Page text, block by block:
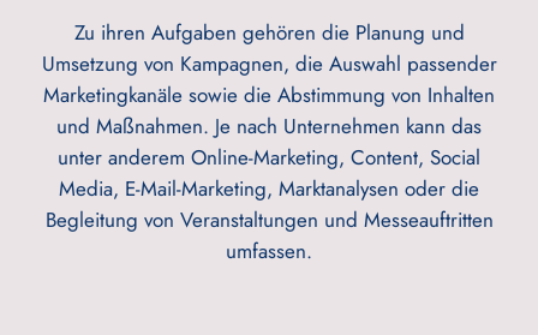
Zu ihren Aufgaben gehören die Planung und
Umsetzung von Kampagnen, die Auswahl passender
Marketingkanäle sowie die Abstimmung von Inhalten
und Maßnahmen. Je nach Unternehmen kann das
unter anderem Online-Marketing, Content, Social
Media, E-Mail-Marketing, Marktanalysen oder die
Begleitung von Veranstaltungen und Messeauftritten
umfassen.